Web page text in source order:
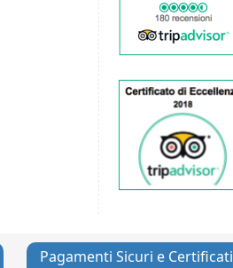
Pagamenti Sicuri e Certificati